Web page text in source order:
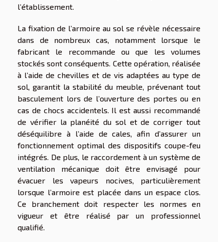
l’établissement.
La fixation de l’armoire au sol se révèle nécessaire
dans de nombreux cas, notamment lorsque le
fabricant le recommande ou que les volumes
stockés sont conséquents. Cette opération, réalisée
à l’aide de chevilles et de vis adaptées au type de
sol, garantit la stabilité du meuble, prévenant tout
basculement lors de l’ouverture des portes ou en
cas de chocs accidentels. Il est aussi recommandé
de vérifier la planéité du sol et de corriger tout
déséquilibre à l’aide de cales, afin d’assurer un
fonctionnement optimal des dispositifs coupe-feu
intégrés. De plus, le raccordement à un système de
ventilation mécanique doit être envisagé pour
évacuer les vapeurs nocives, particulièrement
lorsque l’armoire est placée dans un espace clos.
Ce branchement doit respecter les normes en
vigueur et être réalisé par un professionnel
qualifié.